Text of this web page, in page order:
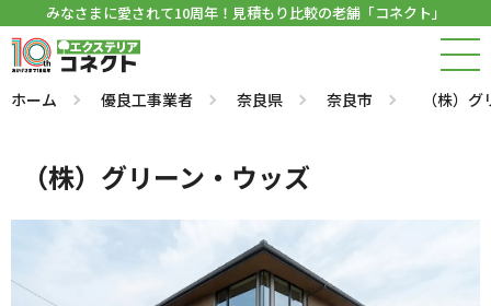
みなさまに愛されて10周年！見積もり比較の老舗「コネクト」
ホーム 優良工事業者 奈良県 奈良市 （株）
（株）グリーン・ウッズ